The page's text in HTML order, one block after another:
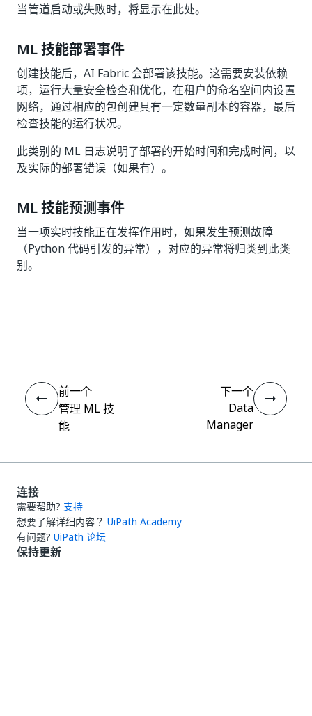
当管道启动或失败时，将显示在此处。
ML 技能部署事件
创建技能后，AI Fabric 会部署该技能。这需要安装依赖
项，运行大量安全检查和优化，在租户的命名空间内设置
网络，通过相应的包创建具有一定数量副本的容器，最后
检查技能的运行状况。
此类别的 ML 日志说明了部署的开始时间和完成时间，以
及实际的部署错误（如果有）。
ML 技能预测事件
当一项实时技能正在发挥作用时，如果发生预测故障
（Python 代码引发的异常），对应的异常将归类到此类
别。
前一个
管理 ML 技
能
下一个
Data
Manager
连接
需要帮助? 支持
想要了解详细内容？ UiPath Academy
有问题? UiPath 论坛
保持更新